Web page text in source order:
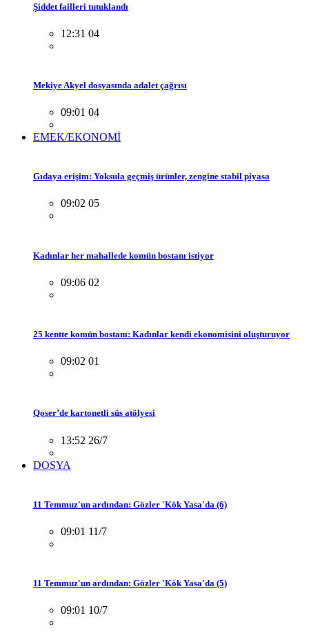
Şiddet failleri tutuklandı
12:31 04
Mekiye Akyel dosyasında adalet çağrısı
09:01 04
EMEK/EKONOMİ
Gıdaya erişim: Yoksula geçmiş ürünler, zengine stabil piyasa
09:02 05
Kadınlar her mahallede komün bostanı istiyor
09:06 02
25 kentte komün bostanı: Kadınlar kendi ekonomisini oluşturuyor
09:02 01
Qoser’de kartonetli süs atölyesi
13:52 26/7
DOSYA
11 Temmuz'un ardından: Gözler 'Kök Yasa'da (6)
09:01 11/7
11 Temmuz'un ardından: Gözler 'Kök Yasa'da (5)
09:01 10/7